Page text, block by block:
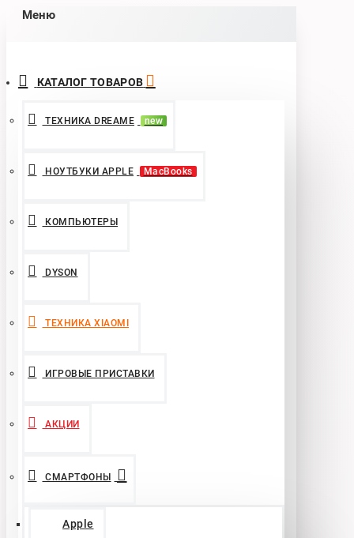
Меню
КАТАЛОГ ТОВАРОВ
ТЕХНИКА DREAME new
НОУТБУКИ APPLE MacBooks
КОМПЬЮТЕРЫ
DYSON
ТЕХНИКА XIAOMI
ИГРОВЫЕ ПРИСТАВКИ
АКЦИИ
СМАРТФОНЫ
Apple